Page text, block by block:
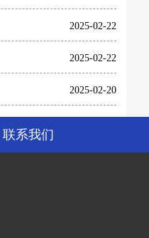
2025-02-22
2025-02-22
2025-02-20
联系我们